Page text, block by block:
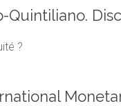
Quintiliano.
?